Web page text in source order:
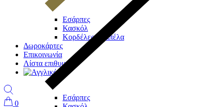
Εσάρπες
Κασκόλ
Κορδέλες / Καπέλα
Δωροκάρτες
Επικοινωνία
Λίστα επιθυμιών
0
Εσάρπες